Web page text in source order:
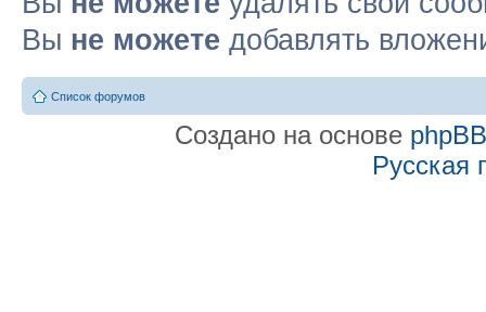
Вы не можете добавлять
Список форумов
Создано на основе phpBB
Русская